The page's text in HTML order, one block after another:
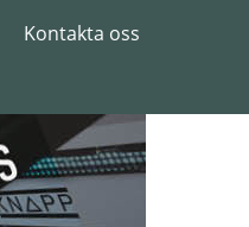
Kontakta oss